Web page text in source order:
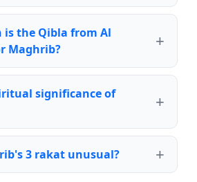
the Qibla from Al
Maghrib?
significance of
3 rakat unusual?